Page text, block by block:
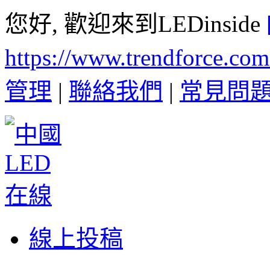
您好, 歡迎來到LEDinside
https://
管理 | 聯絡我們 | 常見問
線上投稿